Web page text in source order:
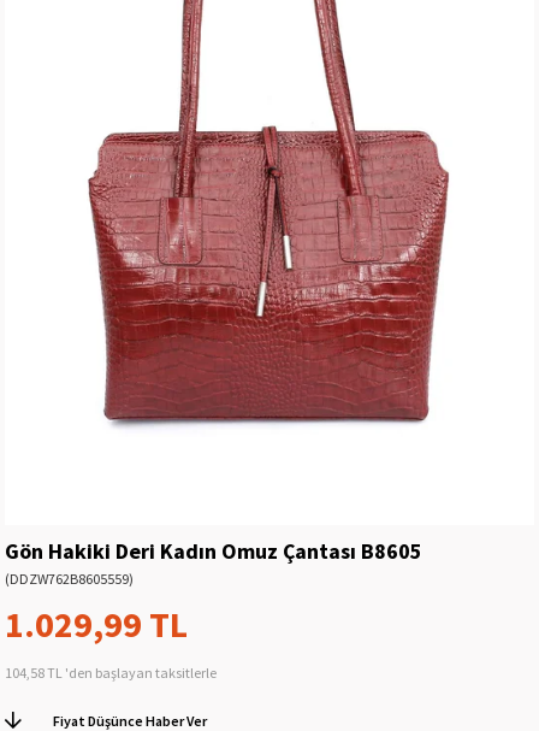
Gön Hakiki Deri Kadın Omuz Çantası B8605
(DDZW762B8605559)
1.029,99 TL
104,58 TL 'den başlayan taksitlerle
Fiyat Düşünce Haber Ver